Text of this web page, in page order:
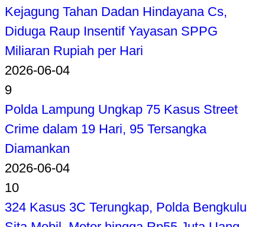
Kejagung Tahan Dadan Hindayana Cs,
Diduga Raup Insentif Yayasan SPPG
Miliaran Rupiah per Hari
2026-06-04
9
Polda Lampung Ungkap 75 Kasus Street
Crime dalam 19 Hari, 95 Tersangka
Diamankan
2026-06-04
10
324 Kasus 3C Terungkap, Polda Bengkulu